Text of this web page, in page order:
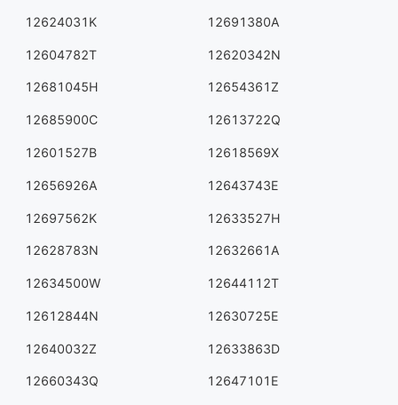
12624031K 12691380A
12604782T 12620342N
12681045H 12654361Z
12685900C 12613722Q
12601527B 12618569X
12656926A 12643743E
12697562K 12633527H
12628783N 12632661A
12634500W 12644112T
12612844N 12630725E
12640032Z 12633863D
12660343Q 12647101E